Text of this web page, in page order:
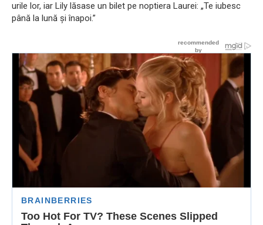
urile lor, iar Lily lăsase un bilet pe noptiera Laurei: „Te iubesc
până la lună și înapoi.”